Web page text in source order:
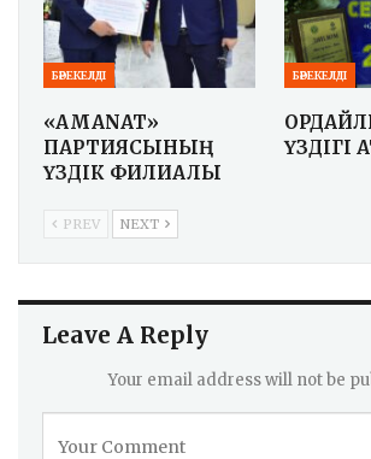
БӘРЕКЕЛДІ
«AMANAT»
ПАРТИЯСЫНЫҢ
ҮЗДІК ФИЛИАЛЫ
БӘРЕКЕЛДІ
ҮЗДІГІ
PREV NEXT
Leave A Reply
Your email address will not be